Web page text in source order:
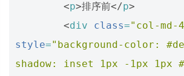
<p>排序前</p>
<div class="col-md-
style="background-color:
shadow: inset 1px -1px 1px